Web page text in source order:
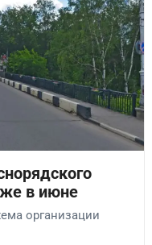
в июне
организации